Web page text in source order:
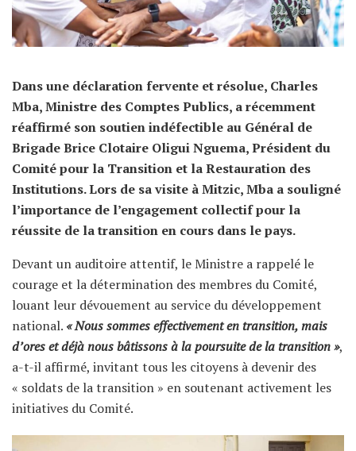
Dans une déclaration fervente et résolue, Charles
Mba, Ministre des Comptes Publics, a récemment
réaffirmé son soutien indéfectible au Général de
Brigade Brice Clotaire Oligui Nguema, Président du
Comité pour la Transition et la Restauration des
Institutions. Lors de sa visite à Mitzic, Mba a souligné
l’importance de l’engagement collectif pour la
réussite de la transition en cours dans le pays.
Devant un auditoire attentif, le Ministre a rappelé le
courage et la détermination des membres du Comité,
louant leur dévouement au service du développement
national.« Nous sommes effectivement en transition, mais
d’ores et déjà nous bâtissons à la poursuite de la transition »,
a-t-il affirmé, invitant tous les citoyens à devenir des
« soldats de la transition » en soutenant activement les
initiatives du Comité.